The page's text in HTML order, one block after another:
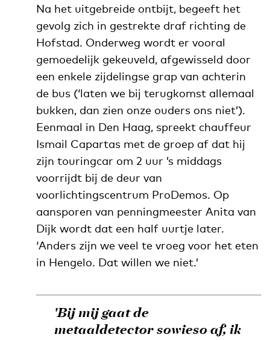
Na het uitgebreide ontbijt, begeeft het
gevolg zich in gestrekte draf richting de
Hofstad. Onderweg wordt er vooral
gemoedelijk gekeuveld, afgewisseld door
een enkele zijdelingse grap van achterin
de bus (‘laten we bij terugkomst allemaal
bukken, dan zien onze ouders ons niet’).
Eenmaal in Den Haag, spreekt chauffeur
Ismail Capartas met de groep af dat hij
zijn touringcar om 2 uur ’s middags
voorrijdt bij de deur van
voorlichtingscentrum ProDemos. Op
aansporen van penningmeester Anita van
Dijk wordt dat een half uurtje later.
‘Anders zijn we veel te vroeg voor het eten
in Hengelo. Dat willen we niet.’
'Bij mij gaat de
metaaldetector sowieso af, ik